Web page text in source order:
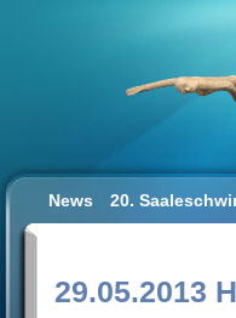
News 20.
29.05.2013